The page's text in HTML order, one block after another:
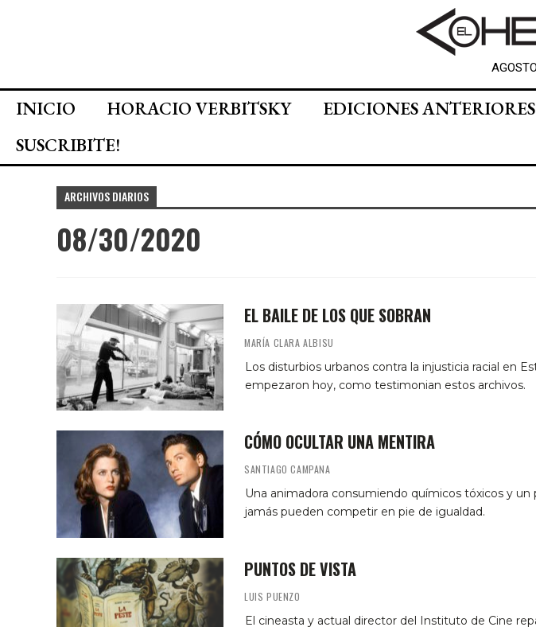
INICIO HORACIO VERBITSKY EDICIONES ANTERIORES
SUSCRIBITE!
ARCHIVOS DIARIOS
08/30/2020
EL BAILE DE LOS QUE SOBRAN
MARÍA CLARA ALBISU
Los disturbios urbanos contra la injusticia racial en
empezaron hoy, como testimonian estos archivos.
CÓMO OCULTAR UNA MENTIRA
SANTIAGO CAMPANA
Una animadora consumiendo químicos tóxicos y un
jamás pueden competir en pie de igualdad.
PUNTOS DE VISTA
LUIS PUENZO
El cineasta y actual director del Instituto de Cine